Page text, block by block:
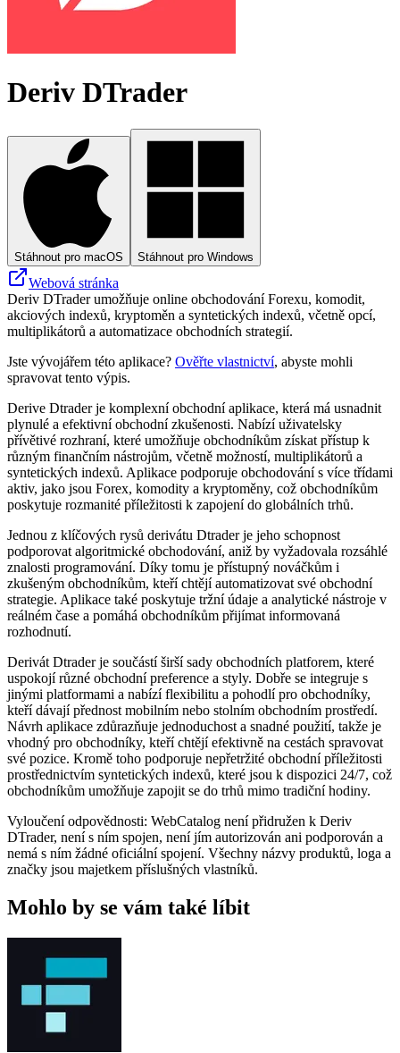
Deriv DTrader
Stáhnout pro macOS Stáhnout pro Windows
Webová stránka
Deriv DTrader umožňuje online obchodování Forexu, komodit,
akciových indexů, kryptoměn a syntetických indexů, včetně opcí,
multiplikátorů a automatizace obchodních strategií.
Jste vývojářem této aplikace? Ověřte vlastnictví, abyste mohli
spravovat tento výpis.
Derive Dtrader je komplexní obchodní aplikace, která má usnadnit
plynulé a efektivní obchodní zkušenosti. Nabízí uživatelsky
přívětivé rozhraní, které umožňuje obchodníkům získat přístup k
různým finančním nástrojům, včetně možností, multiplikátorů a
syntetických indexů. Aplikace podporuje obchodování s více třídami
aktiv, jako jsou Forex, komodity a kryptoměny, což obchodníkům
poskytuje rozmanité příležitosti k zapojení do globálních trhů.
Jednou z klíčových rysů derivátu Dtrader je jeho schopnost
podporovat algoritmické obchodování, aniž by vyžadovala rozsáhlé
znalosti programování. Díky tomu je přístupný nováčkům i
zkušeným obchodníkům, kteří chtějí automatizovat své obchodní
strategie. Aplikace také poskytuje tržní údaje a analytické nástroje v
reálném čase a pomáhá obchodníkům přijímat informovaná
rozhodnutí.
Derivát Dtrader je součástí širší sady obchodních platforem, které
uspokojí různé obchodní preference a styly. Dobře se integruje s
jinými platformami a nabízí flexibilitu a pohodlí pro obchodníky,
kteří dávají přednost mobilním nebo stolním obchodním prostředí.
Návrh aplikace zdůrazňuje jednoduchost a snadné použití, takže je
vhodný pro obchodníky, kteří chtějí efektivně na cestách spravovat
své pozice. Kromě toho podporuje nepřetržité obchodní příležitosti
prostřednictvím syntetických indexů, které jsou k dispozici 24/7, což
obchodníkům umožňuje zapojit se do trhů mimo tradiční hodiny.
Vyloučení odpovědnosti: WebCatalog není přidružen k Deriv
DTrader, není s ním spojen, není jím autorizován ani podporován a
nemá s ním žádné oficiální spojení. Všechny názvy produktů, loga a
značky jsou majetkem příslušných vlastníků.
Mohlo by se vám také líbit